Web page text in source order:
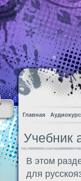
Главная
Учебник
В этом
для